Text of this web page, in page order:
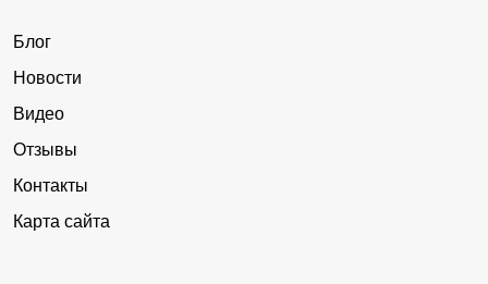
Блог
Новости
Видео
Отзывы
Контакты
Карта сайта